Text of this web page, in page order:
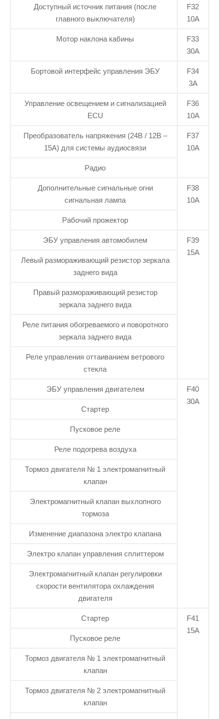
Доступный источник питания (после
главного выключателя)
F32
10А
Мотор наклона кабины
F33
30А
Бортовой интерфейс управления ЭБУ
F34
3А
Управление освещением и сигнализацией
ECU
F36
10А
Преобразователь напряжения (24В / 12В –
15А) для системы аудиосвязи
F37
10А
Радио
Дополнительные сигнальные огни
сигнальная лампа
F38
10А
Рабочий прожектор
ЭБУ управления автомобилем
F39
15А
Левый размораживающий резистор зеркала
заднего вида
Правый размораживающий резистор
зеркала заднего вида
Реле питания обогреваемого и поворотного
зеркала заднего вида
Реле управления оттаиванием ветрового
стекла
ЭБУ управления двигателем
F40
30А
Стартер
Пусковое реле
Реле подогрева воздуха
Тормоз двигателя № 1 электромагнитный
клапан
Электромагнитный клапан выхлопного
тормоза
Изменение диапазона электро клапана
Электро клапан управления сплиттером
Электромагнитный клапан регулировки
скорости вентилятора охлаждения
двигателя
Стартер
F41
15А
Пусковое реле
Тормоз двигателя № 1 электромагнитный
клапан
Тормоз двигателя № 2 электромагнитный
клапан